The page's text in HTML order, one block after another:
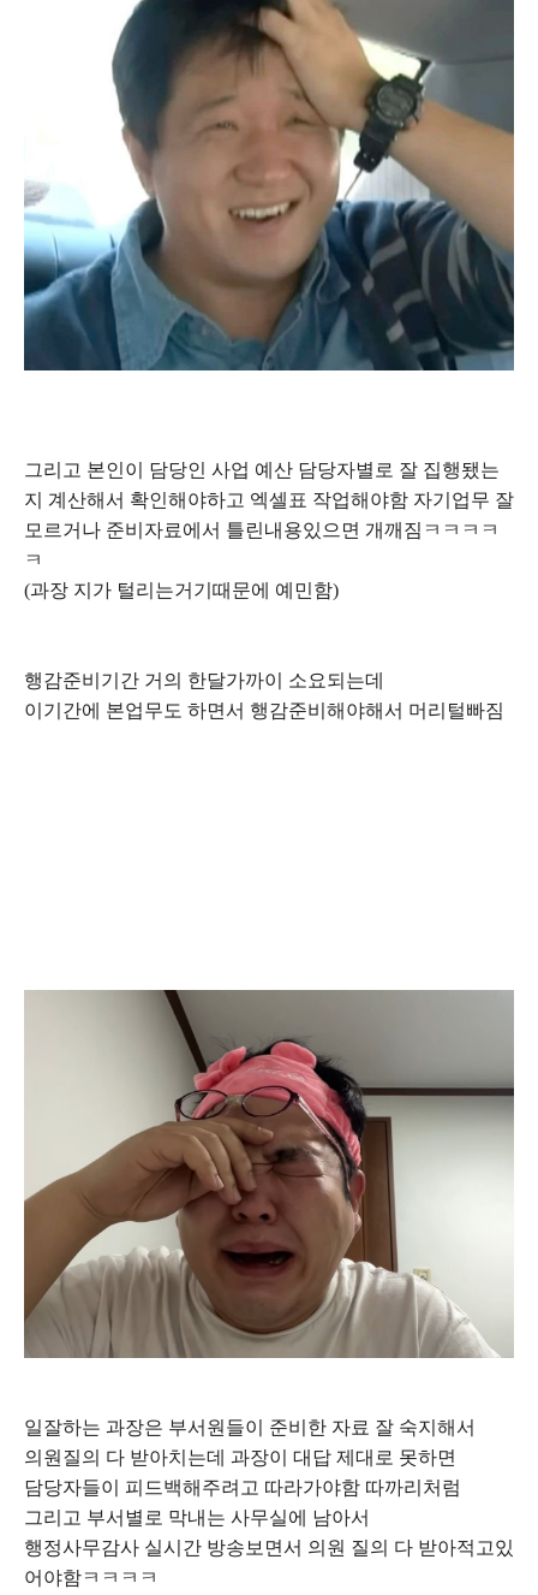
그리고 본인이 담당인 사업 예산 담당자별로 잘 집행됐는
지 계산해서 확인해야하고 엑셀표 작업해야함 자기업무 잘
모르거나 준비자료에서 틀린내용있으면 개깨짐ㅋㅋㅋㅋ
ㅋ
(과장 지가 털리는거기때문에 예민함)
행감준비기간 거의 한달가까이 소요되는데
이기간에 본업무도 하면서 행감준비해야해서 머리털빠짐
일잘하는 과장은 부서원들이 준비한 자료 잘 숙지해서
의원질의 다 받아치는데 과장이 대답 제대로 못하면
담당자들이 피드백해주려고 따라가야함 따까리처럼
그리고 부서별로 막내는 사무실에 남아서
행정사무감사 실시간 방송보면서 의원 질의 다 받아적고있
어야함ㅋㅋㅋㅋ